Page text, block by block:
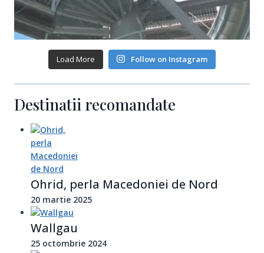
Load More Follow on Instagram
Destinatii recomandate
Ohrid, perla Macedoniei de Nord
20 martie 2025
Wallgau
25 octombrie 2024